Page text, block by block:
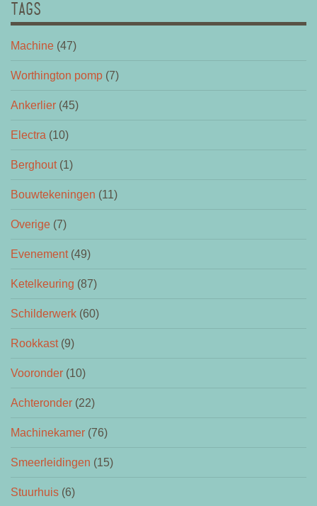
TAGS
Machine (47)
Worthington pomp (7)
Ankerlier (45)
Electra (10)
Berghout(1)
Bouwtekeningen (11)
Overige (7)
Evenement(49)
Ketelkeuring (87)
Schilderwerk (60)
Rookkast(9)
Vooronder (10)
Achteronder (22)
Machinekamer (76)
Smeerleidingen (15)
Stuurhuis (6)